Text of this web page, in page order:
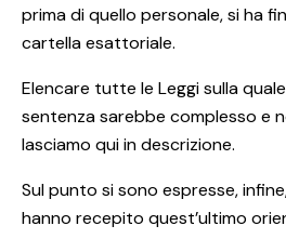
prima di quello personale, si ha
cartella esattoriale.
Elencare tutte le Leggi sulla
sentenza sarebbe complesso e
lasciamo qui in descrizione.
Sul punto si sono espresse,
hanno recepito quest’ultimo